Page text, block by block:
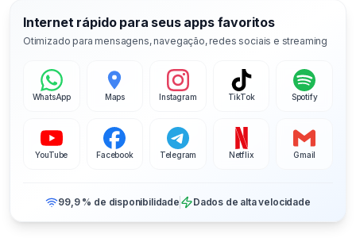
Internet rápido para seus apps favoritos
Otimizado para mensagens, navegação, redes sociais e streaming
WhatsApp Maps Instagram TikTok Spotify
YouTube Facebook Telegram Netflix Gmail
99,9 % de disponibilidade Dados de alta velocidade